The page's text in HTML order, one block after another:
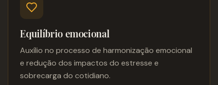
Equilíbrio emocional
Auxílio no processo de harmonização emocional
e redução dos impactos do estresse e
sobrecarga do cotidiano.